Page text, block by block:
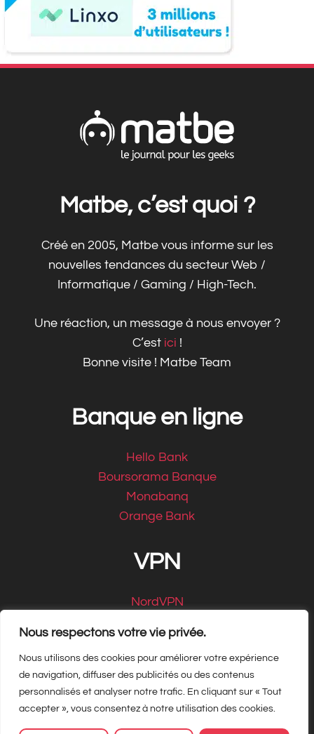
Nous respectons votre vie privée.
Nous utilisons des cookies pour améliorer votre expérience
de navigation, diffuser des publicités ou des contenus
personnalisés et analyser notre trafic. En cliquant sur « Tout
accepter », vous consentez à notre utilisation des cookies.
Matbe, c’est quoi ?
Créé en 2005, Matbe vous informe sur les
nouvelles tendances du secteur Web /
Informatique / Gaming / High-Tech.
Une réaction, un message à nous envoyer ?
C’est ici !
Bonne visite ! Matbe Team
Banque en ligne
Hello Bank
Boursorama Banque
Monabanq
Orange Bank
VPN
NordVPN
Copyright Matbe.com 2026, tous droits
réservés